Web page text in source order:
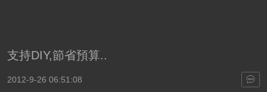
支持DIY,節省預算..
2012-9-26 06:51:08